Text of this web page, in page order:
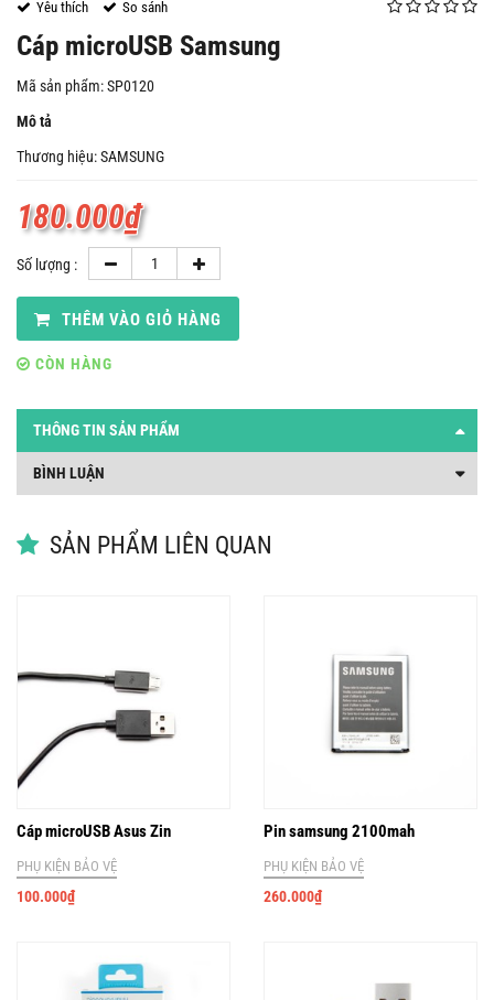
Yêu thích So sánh
Cáp microUSB Samsung
Mã sản phẩm: SP0120
Mô tả
Thương hiệu: SAMSUNG
180.000₫
Số lượng :
THÊM VÀO GIỎ HÀNG
CÒN HÀNG
THÔNG TIN SẢN PHẨM
BÌNH LUẬN
SẢN PHẨM LIÊN QUAN
Cáp microUSB Asus Zin
PHỤ KIỆN BẢO VỆ
100.000₫
Pin samsung 2100mah
PHỤ KIỆN BẢO VỆ
260.000₫